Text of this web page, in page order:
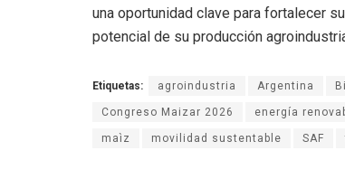
una oportunidad clave para fortalecer
potencial de su producción
Etiquetas: agroindustria Argentina
Congreso Maizar 2026 energía
maìz movilidad sustentable SAF